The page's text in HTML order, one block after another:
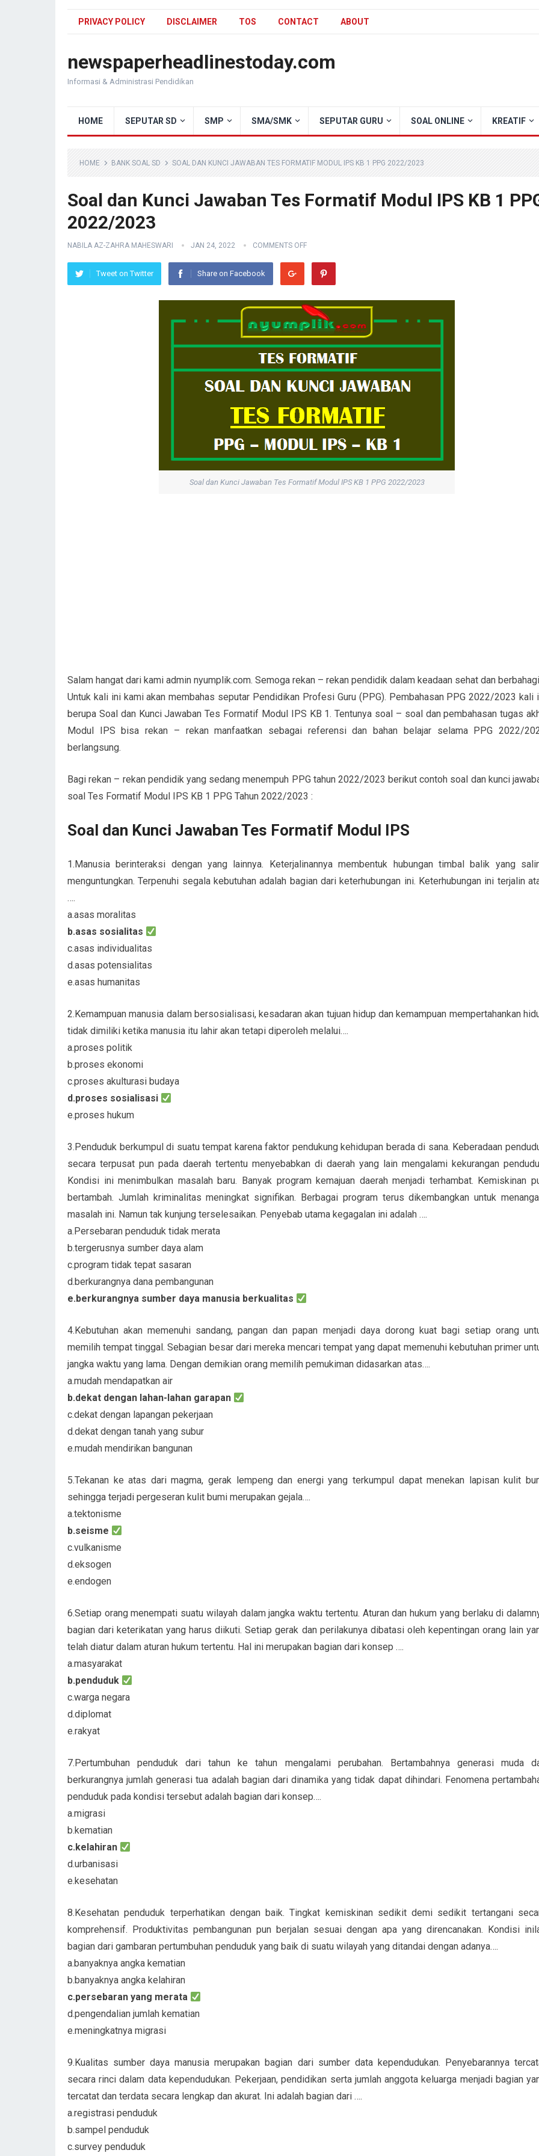
PRIVACY POLICY DISCLAIMER TOS CONTACT ABOUT
newspaperheadlinestoday.com
Informasi & Administrasi Pendidikan
HOME SEPUTAR SD SMP SMA/SMK SEPUTAR GURU SOAL ONLINE KREATIF
HOME BANK SOAL SD SOAL DAN KUNCI JAWABAN TES FORMATIF MODUL IPS KB 1 PPG 2022/2023
Soal dan Kunci Jawaban Tes Formatif Modul IPS KB 1
2022/2023
NABILA AZ-ZAHRA MAHESWARI JAN 24, 2022 COMMENTS OFF
Tweet on Twitter Share on Facebook
Soal dan Kunci Jawaban Tes Formatif Modul IPS KB 1 PPG 2022/2023
Salam hangat dari kami admin nyumplik.com. Semoga rekan – rekan pendidik dalam keadaan sehat dan
Untuk kali ini kami akan membahas seputar Pendidikan Profesi Guru (PPG). Pembahasan PPG 2022/2023 kali
berupa Soal dan Kunci Jawaban Tes Formatif Modul IPS KB 1. Tentunya soal – soal dan pembahasan tugas
Modul IPS bisa rekan – rekan manfaatkan sebagai referensi dan bahan belajar selama PPG 2022/
berlangsung.
Bagi rekan – rekan pendidik yang sedang menempuh PPG tahun 2022/2023 berikut contoh soal dan kunci
soal Tes Formatif Modul IPS KB 1 PPG Tahun 2022/2023 :
Soal dan Kunci Jawaban Tes Formatif Modul IPS
1.Manusia berinteraksi dengan yang lainnya. Keterjalinannya membentuk hubungan timbal balik yang
menguntungkan. Terpenuhi segala kebutuhan adalah bagian dari keterhubungan ini. Keterhubungan ini terjalin
….
a.asas moralitas
b.asas sosialitas
c.asas individualitas
d.asas potensialitas
e.asas humanitas
2.Kemampuan manusia dalam bersosialisasi, kesadaran akan tujuan hidup dan kemampuan mempertahankan
tidak dimiliki ketika manusia itu lahir akan tetapi diperoleh melalui….
a.proses politik
b.proses ekonomi
c.proses akulturasi budaya
d.proses sosialisasi
e.proses hukum
3.Penduduk berkumpul di suatu tempat karena faktor pendukung kehidupan berada di sana. Keberadaan
secara terpusat pun pada daerah tertentu menyebabkan di daerah yang lain mengalami kekurangan
Kondisi ini menimbulkan masalah baru. Banyak program kemajuan daerah menjadi terhambat. Kemiskinan
bertambah. Jumlah kriminalitas meningkat signifikan. Berbagai program terus dikembangkan untuk
masalah ini. Namun tak kunjung terselesaikan. Penyebab utama kegagalan ini adalah ….
a.Persebaran penduduk tidak merata
b.tergerusnya sumber daya alam
c.program tidak tepat sasaran
d.berkurangnya dana pembangunan
e.berkurangnya sumber daya manusia berkualitas
4.Kebutuhan akan memenuhi sandang, pangan dan papan menjadi daya dorong kuat bagi setiap orang
memilih tempat tinggal. Sebagian besar dari mereka mencari tempat yang dapat memenuhi kebutuhan primer
jangka waktu yang lama. Dengan demikian orang memilih pemukiman didasarkan atas….
a.mudah mendapatkan air
b.dekat dengan lahan-lahan garapan
c.dekat dengan lapangan pekerjaan
d.dekat dengan tanah yang subur
e.mudah mendirikan bangunan
5.Tekanan ke atas dari magma, gerak lempeng dan energi yang terkumpul dapat menekan lapisan kulit
sehingga terjadi pergeseran kulit bumi merupakan gejala….
a.tektonisme
b.seisme
c.vulkanisme
d.eksogen
e.endogen
6.Setiap orang menempati suatu wilayah dalam jangka waktu tertentu. Aturan dan hukum yang berlaku di
bagian dari keterikatan yang harus diikuti. Setiap gerak dan perilakunya dibatasi oleh kepentingan orang lain
telah diatur dalam aturan hukum tertentu. Hal ini merupakan bagian dari konsep ….
a.masyarakat
b.penduduk
c.warga negara
d.diplomat
e.rakyat
7.Pertumbuhan penduduk dari tahun ke tahun mengalami perubahan. Bertambahnya generasi muda
berkurangnya jumlah generasi tua adalah bagian dari dinamika yang tidak dapat dihindari. Fenomena
penduduk pada kondisi tersebut adalah bagian dari konsep….
a.migrasi
b.kematian
c.kelahiran
d.urbanisasi
e.kesehatan
8.Kesehatan penduduk terperhatikan dengan baik. Tingkat kemiskinan sedikit demi sedikit tertangani
komprehensif. Produktivitas pembangunan pun berjalan sesuai dengan apa yang direncanakan. Kondisi
bagian dari gambaran pertumbuhan penduduk yang baik di suatu wilayah yang ditandai dengan adanya….
a.banyaknya angka kematian
b.banyaknya angka kelahiran
c.persebaran yang merata
d.pengendalian jumlah kematian
e.meningkatnya migrasi
9.Kualitas sumber daya manusia merupakan bagian dari sumber data kependudukan. Penyebarannya
secara rinci dalam data kependudukan. Pekerjaan, pendidikan serta jumlah anggota keluarga menjadi bagian
tercatat dan terdata secara lengkap dan akurat. Ini adalah bagian dari ….
a.registrasi penduduk
b.sampel penduduk
c.survey penduduk